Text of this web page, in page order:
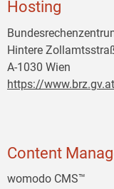
Hosting
Hintere
A-1030 Wien
https://
Content
womodo CMS™